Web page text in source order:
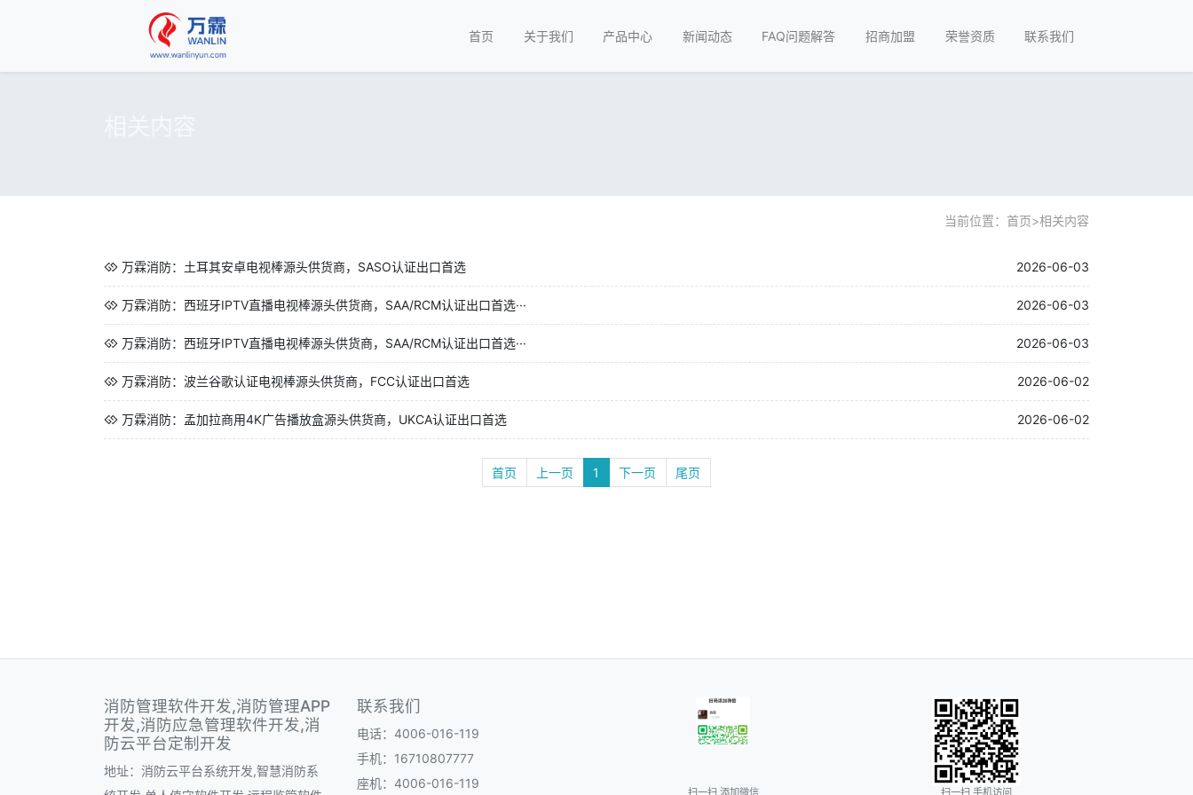
首页 关于我们 产品中心 新闻动态 FAQ问题解答 招商加盟 荣誉资质 联系我们
当前位置： 首页>相关内容
万霖消防：土耳其安卓电视棒源头供货商，SASO认证出口首选 2026-06-03
万霖消防：西班牙IPTV直播电视棒源头供货商，SAA/RCM认证出口首选··· 2026-06-03
万霖消防：西班牙IPTV直播电视棒源头供货商，SAA/RCM认证出口首选··· 2026-06-03
万霖消防：波兰谷歌认证电视棒源头供货商，FCC认证出口首选 2026-06-02
万霖消防：孟加拉商用4K广告播放盒源头供货商，UKCA认证出口首选 2026-06-02
首页 上一页 1 下一页 尾页
消防管理软件开发,消防管理APP
开发,消防应急管理软件开发,消
防云平台定制开发
地址：消防云平台系统开发,智慧消防系
联系我们
电话：4006-016-119
手机：16710807777
座机：4006-016-119
扫一扫 添加微信 扫一扫 手机访问